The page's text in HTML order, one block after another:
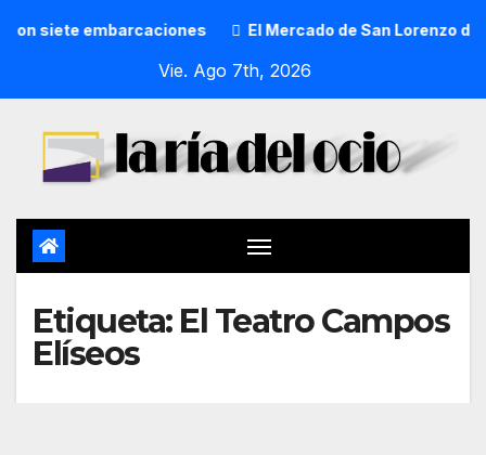
El Mercado de San Lorenzo de Getxo reunirá a más de
Vie. Ago 7th, 2026
Etiqueta: El Teatro Campos
Elíseos